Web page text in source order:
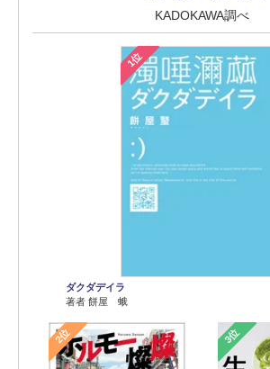
KADOKAWA調べ
1位
ダクダデイラ
著者 餅屋 蛾
2位 3位